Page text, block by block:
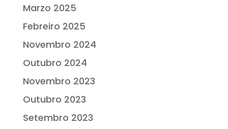
Marzo 2025
Febreiro 2025
Novembro 2024
Outubro 2024
Novembro 2023
Outubro 2023
Setembro 2023